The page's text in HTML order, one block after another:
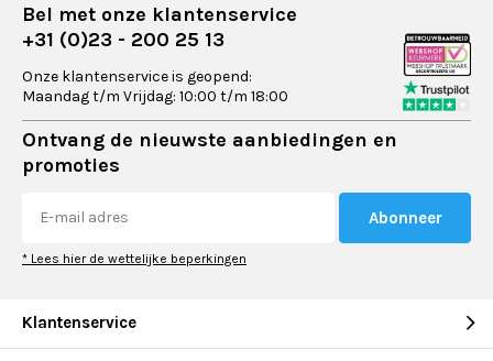
Bel met onze klantenservice
+31 (0)23 - 200 25 13
Onze klantenservice is geopend:
Maandag t/m Vrijdag: 10:00 t/m 18:00
Ontvang de nieuwste aanbiedingen en
promoties
Abonneer
* Lees hier de wettelijke beperkingen
Klantenservice